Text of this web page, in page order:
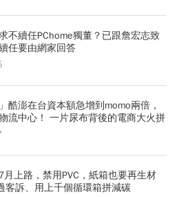
不續任PChome獨董？已跟詹宏志致
任要由網家回答
酷澎在台資本額急增到momo兩倍，
流中心！ 一片尿布背後的電商大火拼
月上路，禁用PVC，紙箱也要再生材
訴、用上千個循環箱拼減碳